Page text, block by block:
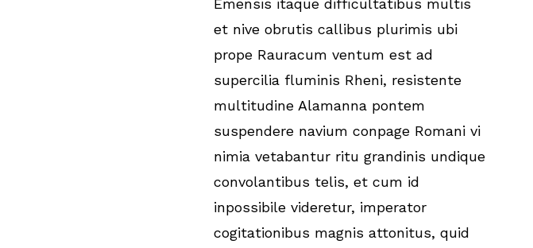
et nive obrutis callibus plurimis ubi
prope Rauracum ventum est ad
supercilia fluminis Rheni, resistente
multitudine Alamanna pontem
suspendere navium conpage Romani vi
nimia vetabantur ritu grandinis undique
convolantibus telis, et cum id
inpossibile videretur, imperator
cogitationibus magnis attonitus, quid